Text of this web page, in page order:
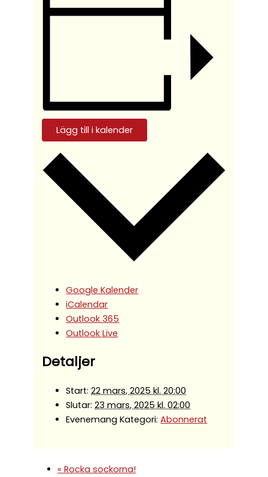
Lägg till i kalender
Google Kalender
iCalendar
Outlook 365
Outlook Live
Detaljer
Start: 22 mars, 2025 kl. 20:00
Slutar: 23 mars, 2025 kl. 02:00
Evenemang Kategori: Abonnerat
« Rocka sockorna!